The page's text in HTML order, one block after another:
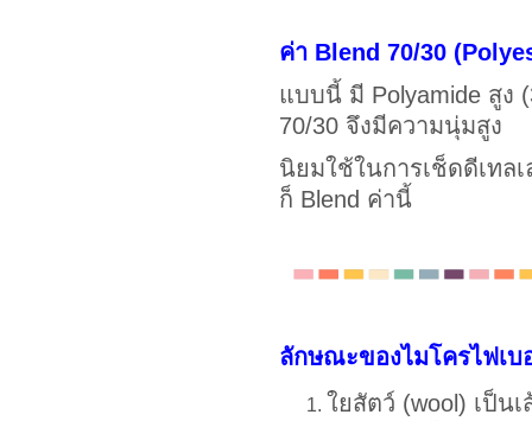
ค่า Blend 70/30
แบบนี้ มี Polyamide สูง
70/30 จึงมีความนุ่มสูง
นิยมใช้ในการเช็ดดีเทล
ก็ Blend ค่านี้
ลักษณะของไมโครไฟเบ
ใยสัตว์ (wool) เป็